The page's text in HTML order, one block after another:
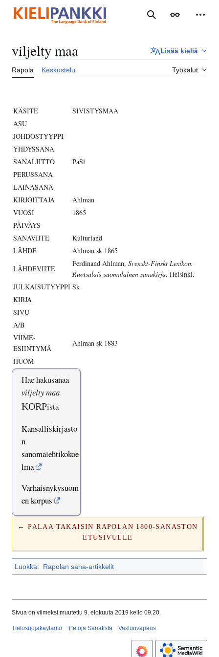
sisältöön
Haku Ulkoasu
viljelty maa Lisää kieliä
Rapola Keskustelu Työkalut
KÄSITE
SIVISTYSMAA
ASU
JOHDOSTYYPPI
YHDYSSANA
SANALIITTO
PaSl
PERUSSANA
LAINASANA
KIRJOITTAJA
Ahlman
VUOSI
1865
PÄIVÄYS
SANAVIITE
Kulturland
LÄHDE
Ahlman sk 1865
LÄHDEVIITE
Ferdinand Ahlman, Svenskt-Finskt Lexikon.
Ruotsalais-suomalainen sanakirja. Helsinki.
JULKAISUTYYPPI Sk
KIRJA
SIVU
A/B
VIIME-
ESIINTYMÄ
Ahlman sk 1883
HUOM
Hae hakusanaa
viljelty maa
KORPista
Kansalliskirjasto
n
sanomalehtikokoe
lma
Varhaisnykysuom
en korpus
← PALAA TAKAISIN RAPOLAN 1800-SANASTON
ETUSIVULLE
Luokka: Rapolan sana-artikkelit
Sivua on viimeksi muutettu 9. elokuuta 2019 kello 09.20.
Tietosuojakäytäntö Tietoja Sanatista Vastuuvapaus